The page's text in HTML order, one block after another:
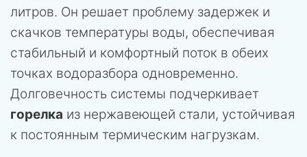
литров. Он решает проблему задержек и
скачков температуры воды, обеспечивая
стабильный и комфортный поток в обеих
точках водоразбора одновременно.
Долговечность системы подчеркивает
горелка из нержавеющей стали, устойчивая
к постоянным термическим нагрузкам.